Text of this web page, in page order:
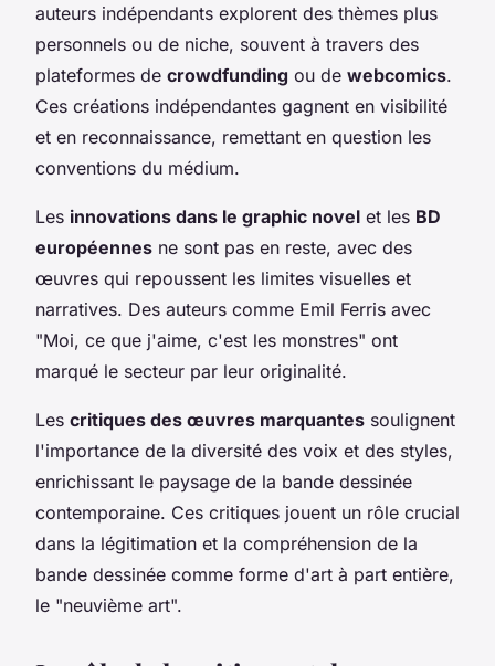
auteurs indépendants explorent des thèmes plus
personnels ou de niche, souvent à travers des
plateformes de crowdfunding ou de webcomics.
Ces créations indépendantes gagnent en visibilité
et en reconnaissance, remettant en question les
conventions du médium.
Les innovations dans le graphic novel et les BD
européennes ne sont pas en reste, avec des
œuvres qui repoussent les limites visuelles et
narratives. Des auteurs comme Emil Ferris avec
"Moi, ce que j'aime, c'est les monstres" ont
marqué le secteur par leur originalité.
Les critiques des œuvres marquantes soulignent
l'importance de la diversité des voix et des styles,
enrichissant le paysage de la bande dessinée
contemporaine. Ces critiques jouent un rôle crucial
dans la légitimation et la compréhension de la
bande dessinée comme forme d'art à part entière,
le "neuvième art".